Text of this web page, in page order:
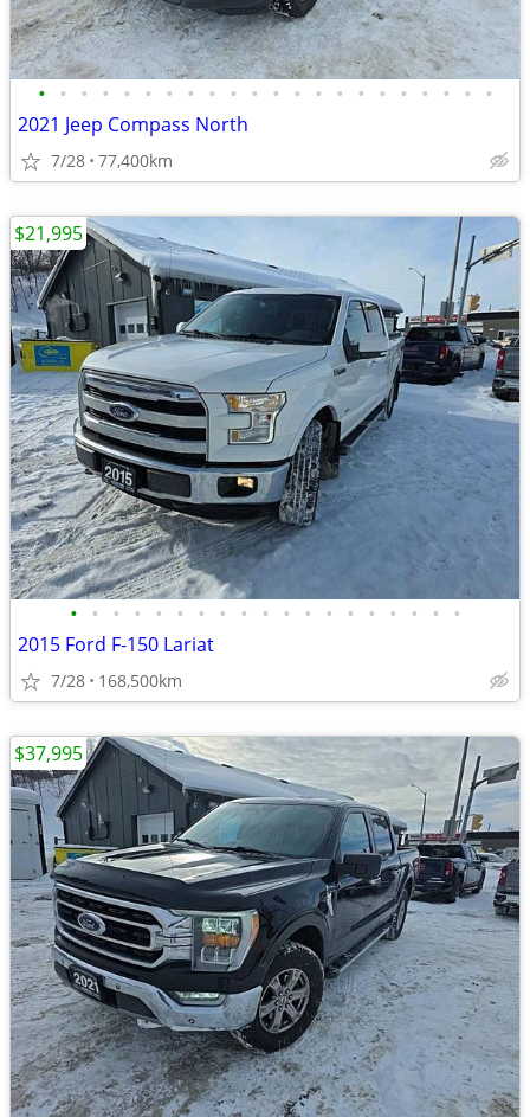
• • • • • • • • • • • • • • • • • • • • • •
2021 Jeep Compass North
7/28 77,400km
• • • • • • • • • • • • • • • • • • •
2015 Ford F-150 Lariat
7/28 168,500km
$21,995
$37,995